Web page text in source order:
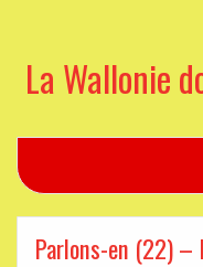
La Wallonie
Parlons-en (22)